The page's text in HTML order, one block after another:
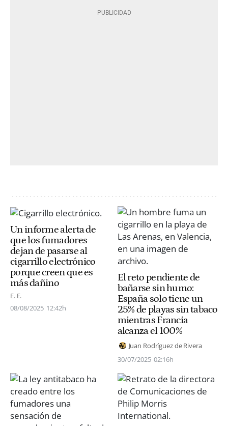
Un informe alerta de
que los fumadores
dejan de pasarse al
cigarrillo electrónico
porque creen que es
más dañino
E. E.
08/08/2025 12:42h
El reto pendiente de
bañarse sin humo:
España solo tiene un
25% de playas sin tabaco
mientras Francia
alcanza el 100%
Juan Rodríguez de Rivera
30/07/2025 02:16h